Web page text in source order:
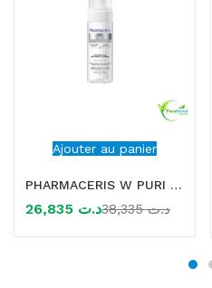
Ajouter au panier
PHARMACERIS W PURI ALBUCIN MOUSSE NETTOYANTE ECLAIRCISSANTE 150ML
د.ت د.ت38,335